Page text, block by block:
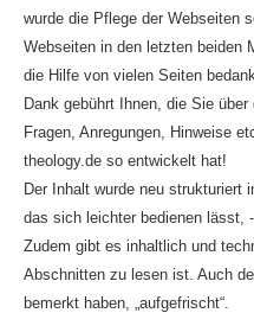
wurde die Pflege der Webseiten
Webseiten in den letzten beiden
die Hilfe von vielen Seiten
Dank gebührt Ihnen, die Sie
Fragen, Anregungen, Hinweise
theology.de so entwickelt hat!
Der Inhalt wurde neu strukturiert
das sich leichter bedienen lässt,
Zudem gibt es inhaltlich und
Abschnitten zu lesen ist. Auch
bemerkt haben, „aufgefrischt“.